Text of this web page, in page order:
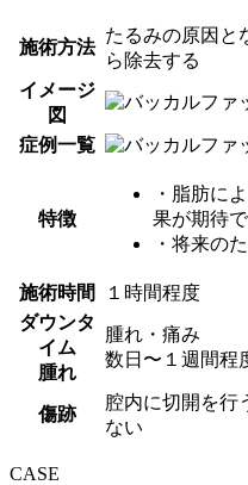
施術方法
たるみの原因と
ら除去する
イメージ
図
症例一覧
特徴
・脂肪に
果が期待
・将来の
施術時間
１時間程度
ダウンタ
イム
腫れ
腫れ・痛み
数日〜１週間程
傷跡
腔内に切開を行
ない
CASE